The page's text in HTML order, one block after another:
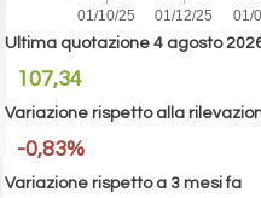
Ultima quotazione 4 agosto
107,34
Variazione rispetto alla
-0,83%
Variazione rispetto a 3 mesi fa